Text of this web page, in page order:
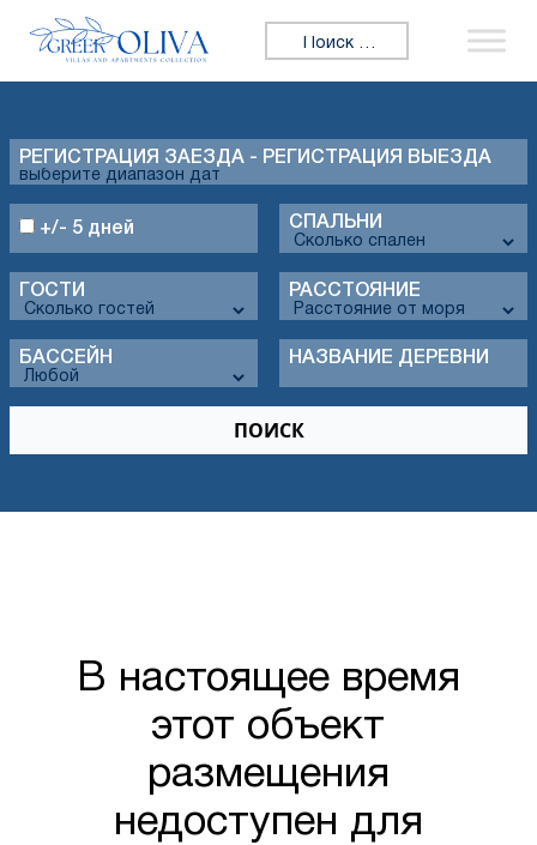
Искать:
РЕГИСТРАЦИЯ ЗАЕЗДА - РЕГИСТРАЦИЯ ВЫЕЗДА
СПАЛЬНИ
ГОСТИ РАССТОЯНИЕ
+/- 5 дней
БАССЕЙН НАЗВАНИЕ ДЕРЕВНИ
В настоящее время
этот объект
размещения
недоступен для